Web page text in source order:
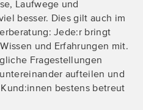
Laufwege und
besser. Dies gilt auch im
Jede:r bringt
und Erfahrungen mit.
Fragestellungen
aufteilen und
bestens betreut